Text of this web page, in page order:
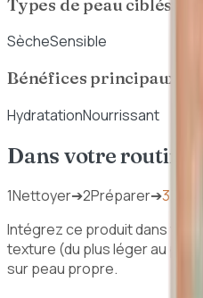
Types de peau ciblés
SècheSensible
Bénéfices principaux
HydratationNourrissant
Dans votre routine
1Nettoyer➔2Préparer➔3
Intégrez ce produit dans
texture (du plus léger au
sur peau propre.